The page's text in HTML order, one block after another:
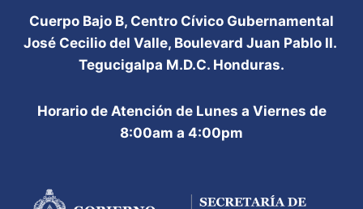
Cuerpo Bajo B, Centro Cívico Gubernamental
José Cecilio del Valle, Boulevard Juan Pablo II.
Tegucigalpa M.D.C. Honduras.
Horario de Atención de Lunes a Viernes de
8:00am a 4:00pm